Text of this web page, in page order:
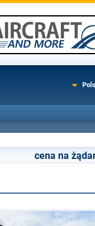
cena na